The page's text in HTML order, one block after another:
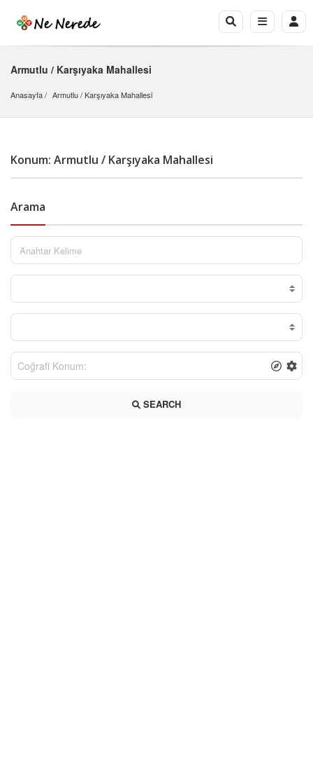
Armutlu / Karşıyaka Mahallesi
Anasayfa Armutlu / Karşıyaka Mahallesi
Konum: Armutlu / Karşıyaka Mahallesi
Arama
SEARCH